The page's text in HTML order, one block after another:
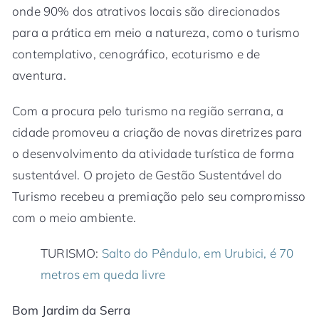
onde 90% dos atrativos locais são direcionados
para a prática em meio a natureza, como o turismo
contemplativo, cenográfico, ecoturismo e de
aventura.
Com a procura pelo turismo na região serrana, a
cidade promoveu a criação de novas diretrizes para
o desenvolvimento da atividade turística de forma
sustentável. O projeto de Gestão Sustentável do
Turismo recebeu a premiação pelo seu compromisso
com o meio ambiente.
TURISMO: Salto do Pêndulo, em Urubici, é 70
metros em queda livre
Bom Jardim da Serra